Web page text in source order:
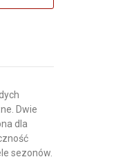
Dwie
dla
sezonów.